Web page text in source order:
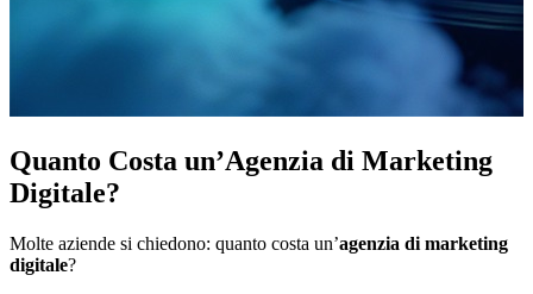
Quanto Costa un’Agenzia di Marketing
Digitale?
Molte aziende si chiedono: quanto costa un’agenzia di marketing
digitale?